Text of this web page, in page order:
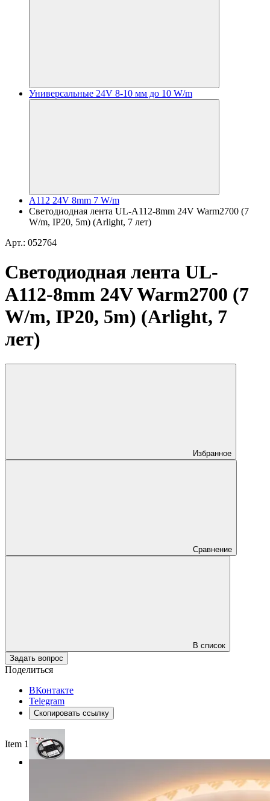
Универсальные 24V 8-10 мм до 10 W/m
A112 24V 8mm 7 W/m
Светодиодная лента UL-A112-8mm 24V Warm2700 (7
W/m, IP20, 5m) (Arlight, 7 лет)
Арт.: 052764
Светодиодная лента UL-
A112-8mm 24V Warm2700 (7
W/m, IP20, 5m) (Arlight, 7
лет)
Избранное
Сравнение
В список
Задать вопрос
Поделиться
ВКонтакте
Telegram
Скопировать ссылку
Item 1 of 3